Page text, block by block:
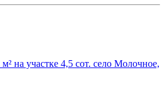
на участке 4,5 сот. село Молочное,